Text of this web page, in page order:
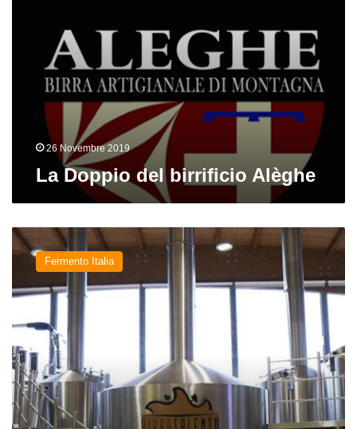
26 Novembre 2019
La Doppio del birrificio Alèghe
Nuovi
brewpub
birrifici:
Jungle
Juice,
Babylon,
Aleghe,
Nix
Beer,
La
Piave,
Fermento Italia